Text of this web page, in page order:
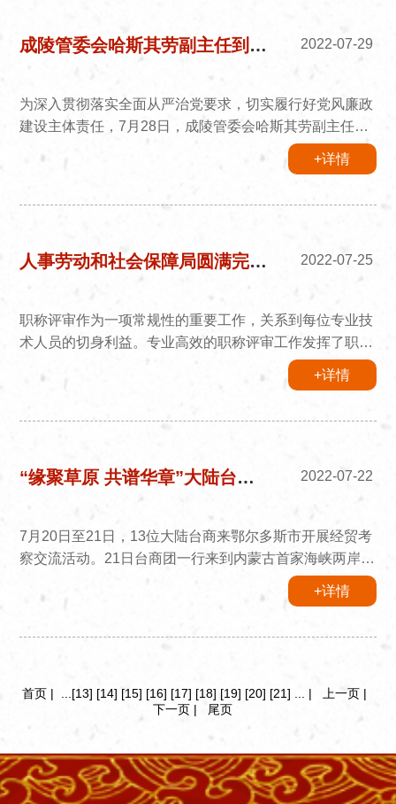
人，警告劝阻10人，非法拉客揽客现象明显好转。二是对
成陵管委会哈斯其劳副主任到文化遗产保护中心上廉政党课 2022-07-29
为深入贯彻落实全面从严治党要求，切实履行好党风廉政
建设主体责任，7月28日，成陵管委会哈斯其劳副主任到
文化遗产保护中心召开廉政党课，文化遗产保护中心全体
干部职工参加了会议。哈斯其劳副主任围绕廉政的内涵、
这“五笔账”，为中心全体干部职工上了一堂生动的廉政党
课。会议最后，哈斯其劳...
+详情
人事劳动和社会保障局圆满完成2022年职称申报工作 2022-07-25
职称评审作为一项常规性的重要工作，关系到每位专业技
术人员的切身利益。专业高效的职称评审工作发挥了职称
评审在人才选拔工作中的导向激励作用。为认真贯彻落实
《鄂尔多斯市人力资源和社会保障局关于印发2022年全
工作要求，圆满完成了2022年度职称申报工作。2022
+详情
“缘聚草原 共谱华章”大陆台商成吉思汗陵考察交流 2022-07-22
7月20日至21日，13位大陆台商来鄂尔多斯市开展经贸考
察交流活动。21日台商团一行来到内蒙古首家海峡两岸交
流基地——成吉思汗陵考察交流，内蒙古台联会长张蒙
海、内蒙古台联秘书长姜德荣、市委统战部副部长丁玲、
传承、传统文化保护等情况，感受了文化传承的执着和坚
+详情
首页 | [13] [14] [15] [16] [17] [18] [19] [20] [21] | 上一页 |
下一页 | 尾页